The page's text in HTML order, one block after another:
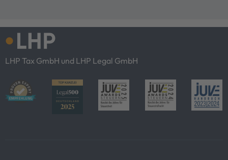
LHP Tax GmbH und LHP Legal GmbH